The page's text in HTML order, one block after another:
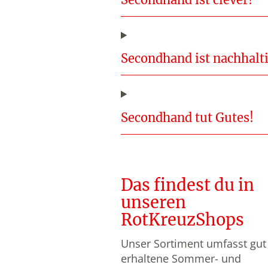
Secondhand ist
Secondhand tut Gutes!
Das findest du in
unseren
RotKreuzShops
Unser Sortiment umfasst gut
erhaltene Sommer- und